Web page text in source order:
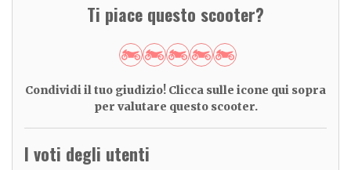
Ti piace questo scooter?
Condividi il tuo giudizio! Clicca sulle icone qui sopra
per valutare questo scooter.
I voti degli utenti